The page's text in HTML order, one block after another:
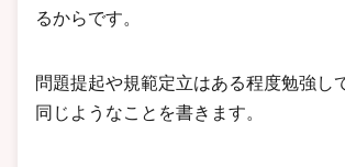
るからです。
問題提起や規範定立はある程度勉強し
同じようなことを書きます。